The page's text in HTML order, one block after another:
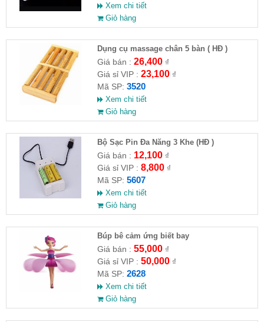
Xem chi tiết
Giỏ hàng
Dụng cụ massage chân 5 bàn ( HĐ )
Giá bán : 26,400₫
Giá sỉ VIP : 23,100₫
Mã SP: 3520
Xem chi tiết
Giỏ hàng
Bộ Sạc Pin Đa Năng 3 Khe (HĐ )
Giá bán : 12,100₫
Giá sỉ VIP : 8,800₫
Mã SP: 5607
Xem chi tiết
Giỏ hàng
​Búp bê cảm ứng biết bay
Giá bán : 55,000₫
Giá sỉ VIP : 50,000₫
Mã SP: 2628
Xem chi tiết
Giỏ hàng